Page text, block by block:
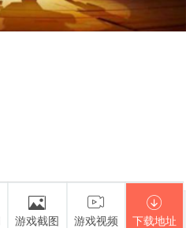
游戏截图 游戏视频 下载地址